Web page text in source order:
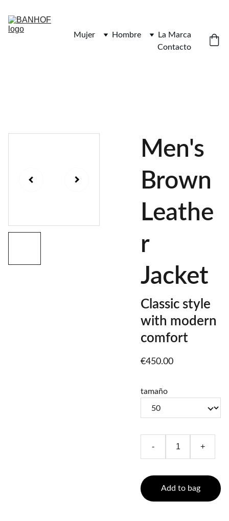
Mujer Hombre
La Marca
Contacto
Men's
Brown
Leathe
r
Jacket
Classic style
with modern
comfort
€450.00
tamaño
- +
Add to bag